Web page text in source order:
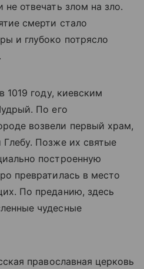
не отвечать злом на зло.
смерти стало
и глубоко потрясло
1019 году, киевским
По его
возвели первый храм,
Позже их святые
построенную
превратилась в место
По преданию, здесь
чудесные
православная церковь